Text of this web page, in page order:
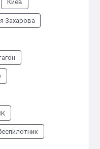
Киев
Захарова